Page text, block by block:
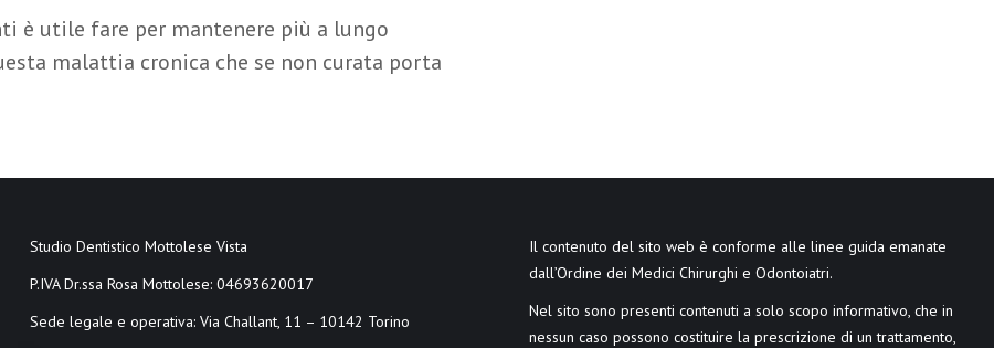
è utile fare per mantenere più a lungo
malattia cronica che se non curata porta
Studio Dentistico Mottolese Vista
P.IVA Dr.ssa Rosa Mottolese: 04693620017
Sede legale e operativa: Via Challant, 11 – 10142 Torino
Il contenuto del sito web è conforme alle linee guida emanate
dall’Ordine dei Medici Chirurghi e Odontoiatri.
Nel sito sono presenti contenuti a solo scopo informativo, che in
nessun caso possono costituire la prescrizione di un trattamento,